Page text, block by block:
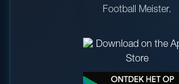
Football Meister.